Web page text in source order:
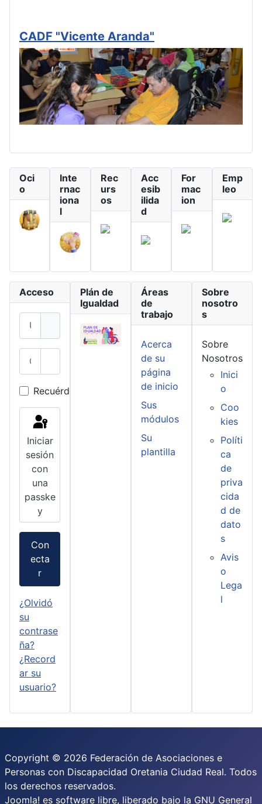
CADF "Vicente Aranda"
Oci
o
Inte
rnac
iona
l
Rec
urs
os
Acc
esib
ilida
d
For
mac
ion
Emp
leo
Acceso
Recuérdeme
Iniciar
sesión
con
una
passke
y
Con
ecta
r
¿Olvidó
su
contrase
ña?
¿Record
ar su
usuario?
Plán de
Igualdad
Áreas
de
trabajo
Acerca
de su
página
de inicio
Sus
módulos
Su
plantilla
Sobre
nosotro
s
Sobre
Nosotros
Inici
o
Coo
kies
Políti
ca
de
priva
cida
d de
dato
s
Avis
o
Lega
l
Copyright © 2026 Federación de Asociaciones e
Personas con Discapacidad Oretania Ciudad Real. Todos
los derechos reservados.
Joomla! es software libre, liberado bajo la GNU General